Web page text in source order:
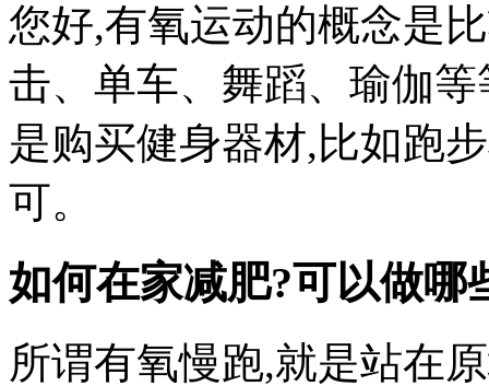
您好,有氧运动的概念是
击、单车、舞蹈、瑜伽
是购买健身器材,比如跑
可。
如何在家减肥?可以做哪
所谓有氧慢跑,就是站在